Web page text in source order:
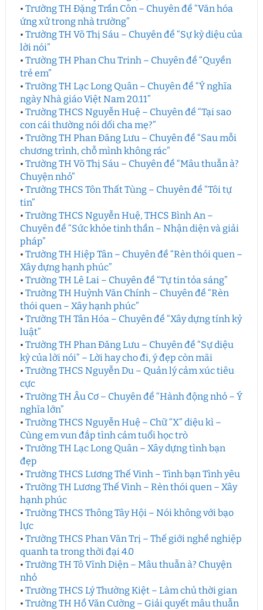
• Trường TH Đặng Trần Côn – Chuyên đề “Văn hóa
ứng xử trong nhà trường”
• Trường TH Võ Thị Sáu – Chuyên đề “Sự kỳ diệu của
lời nói”
• Trường TH Phan Chu Trinh – Chuyên đề “Quyền
trẻ em”
• Trường TH Lạc Long Quân – Chuyên đề “Ý nghĩa
ngày Nhà giáo Việt Nam 20.11”
• Trường THCS Nguyễn Huệ – Chuyên đề “Tại sao
con cái thường nói dối cha mẹ?”
• Trường TH Phan Đăng Lưu – Chuyên đề “Sau mỗi
chương trình, chỗ mình không rác”
• Trường TH Võ Thị Sáu – Chuyên đề “Mâu thuẫn à?
Chuyện nhỏ”
• Trường THCS Tôn Thất Tùng – Chuyên đề “Tôi tự
tin”
• Trường THCS Nguyễn Huệ, THCS Bình An –
Chuyên đề “Sức khỏe tinh thần – Nhận diện và giải
pháp”
• Trường TH Hiệp Tân – Chuyên đề “Rèn thói quen –
Xây dựng hạnh phúc”
• Trường TH Lê Lai – Chuyên đề “Tự tin tỏa sáng”
• Trường TH Huỳnh Văn Chính – Chuyên đề “Rèn
thói quen – Xây hạnh phúc”
• Trường TH Tân Hóa – Chuyên đề “Xây dựng tính kỷ
luật”
• Trường TH Phan Đăng Lưu – Chuyên đề “Sự diệu
kỳ của lời nói” – Lời hay cho đi, ý đẹp còn mãi
• Trường THCS Nguyễn Du – Quản lý cảm xúc tiêu
cực
• Trường TH Âu Cơ – Chuyên đề “Hành động nhỏ – Ý
nghĩa lớn”
• Trường THCS Nguyễn Huệ – Chữ “X” diệu kì –
Cùng em vun đắp tình cảm tuổi học trò
• Trường TH Lạc Long Quân – Xây dựng tình bạn
đẹp
• Trường THCS Lương Thế Vinh – Tình bạn Tình yêu
• Trường TH Lương Thế Vinh – Rèn thói quen – Xây
hạnh phúc
• Trường THCS Thông Tây Hội – Nói không với bạo
lực
• Trường THCS Phan Văn Trị – Thế giới nghề nghiệp
quanh ta trong thời đại 4.0
• Trường TH Tô Vĩnh Diện – Mâu thuẫn à? Chuyện
nhỏ
• Trường THCS Lý Thường Kiệt – Làm chủ thời gian
• Trường TH Hồ Văn Cường – Giải quyết mâu thuẫn